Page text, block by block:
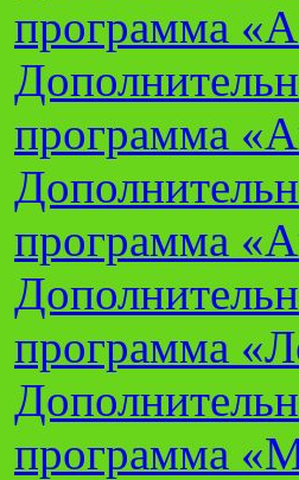
программа
программа
программа
программа
программа